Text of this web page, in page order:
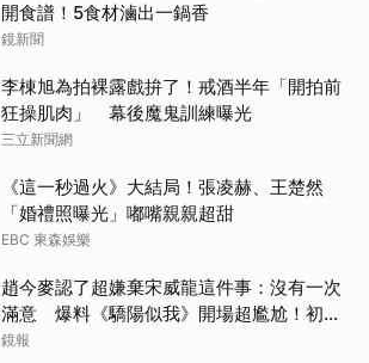
開食譜！5食材滷出一鍋香
鏡新聞
李棟旭為拍裸露戲拚了！戒酒半年「開拍前
狂操肌肉」 幕後魔鬼訓練曝光
三立新聞網
《這一秒過火》大結局！張凌赫、王楚然
「婚禮照曝光」嘟嘴親親超甜
EBC 東森娛樂
趙今麥認了超嫌棄宋威龍這件事：沒有一次
滿意 爆料《驕陽似我》開場超尷尬！初見
面就上演親密戲
鏡報